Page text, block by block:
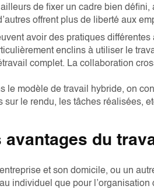
de fixer un cadre bien
offrent plus de liberté aux
avoir des pratiques
enclins à utiliser le
complet. La collaboration
le modèle de travail hybride, on
sur le rendu, les tâches réalisées,
avantages du
et son domicile, ou un
individuel que pour l’organisation